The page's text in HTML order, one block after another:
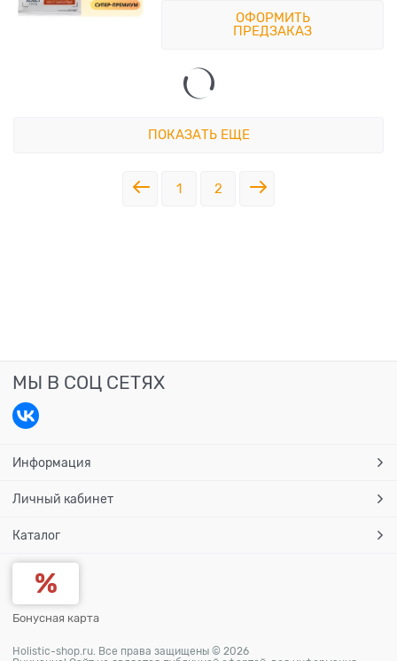
ОФОРМИТЬ
ПРЕДЗАКАЗ
ПОКАЗАТЬ ЕЩЕ
1 2
МЫ В СОЦ СЕТЯХ
Информация
Личный кабинет
Каталог
Бонусная карта
Holistic-shop.ru. Все права защищены © 2026